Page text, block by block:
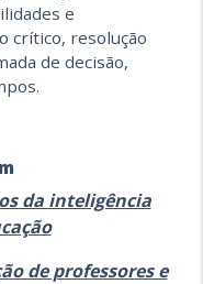
e
crítico, resolução
de decisão,
da inteligência
de professores e